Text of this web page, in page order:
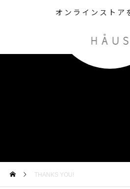
オンラインストア
THANKS YOU!